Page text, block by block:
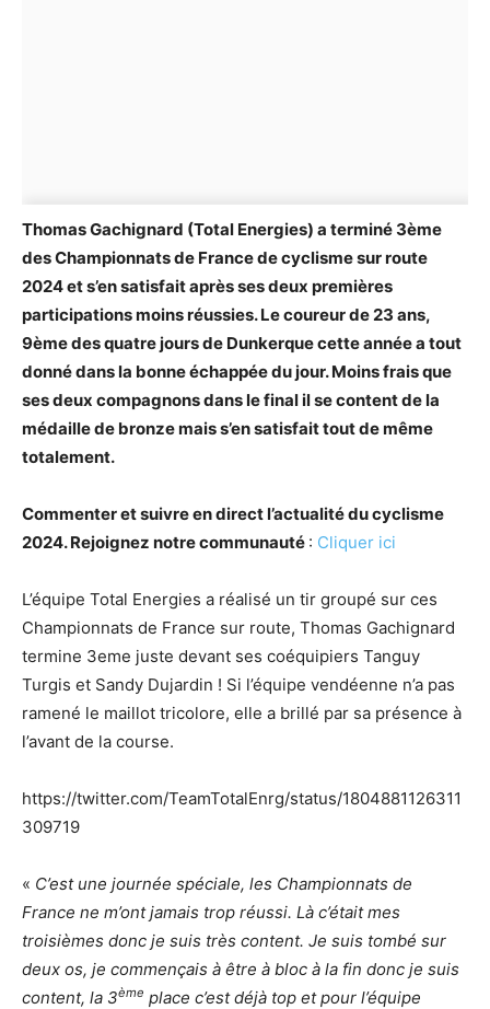
Thomas Gachignard (Total Energies) a terminé 3ème
des Championnats de France de cyclisme sur route
2024 et s’en satisfait après ses deux premières
participations moins réussies. Le coureur de 23 ans,
9ème des quatre jours de Dunkerque cette année a tout
donné dans la bonne échappée du jour. Moins frais que
ses deux compagnons dans le final il se content de la
médaille de bronze mais s’en satisfait tout de même
totalement.
Commenter et suivre en direct l’actualité du cyclisme
2024. Rejoignez notre communauté : Cliquer ici
L’équipe Total Energies a réalisé un tir groupé sur ces
Championnats de France sur route, Thomas Gachignard
termine 3eme juste devant ses coéquipiers Tanguy
Turgis et Sandy Dujardin ! Si l’équipe vendéenne n’a pas
ramené le maillot tricolore, elle a brillé par sa présence à
l’avant de la course.
https://twitter.com/TeamTotalEnrg/status/1804881126311
309719
« C’est une journée spéciale, les Championnats de
France ne m’ont jamais trop réussi. Là c’était mes
troisièmes donc je suis très content. Je suis tombé sur
deux os, je commençais à être à bloc à la fin donc je suis
content, la 3ème place c’est déjà top et pour l’équipe